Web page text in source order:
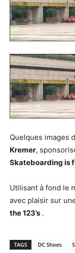
Quelques images
Kremer,
Skateboarding is
Utilisant à fond le
avec plaisir sur
the 123’s .
TAGS DC Shoes